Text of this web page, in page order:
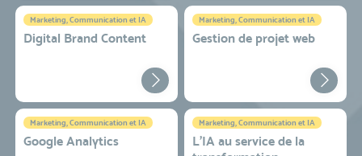
Marketing, Communication et IA
Digital Brand Content
Marketing, Communication et IA
Gestion de projet web
Marketing, Communication et IA
Google Analytics
Marketing, Communication et IA
L'IA au service de la